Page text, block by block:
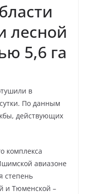
лесной
5,6 га
в
По данным
действующих
комплекса
авиазоне
степень
и Тюменской –